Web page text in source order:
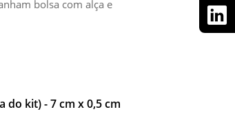
bolsa com alça e
do kit) - 7 cm x 0,5 cm